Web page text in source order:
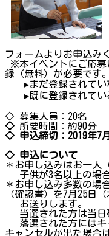
フォームよりお申込み
※本イベントにご応募
録（無料）が必要です。
▸まだ登録されてい
▸既に登録されてい
◇ 募集人員：20名
◇ 所要時間：約90分
◇ 申込締切 ：2019年7
◇ 申込について
＊お申し込みはお一人
子供が3名以上の場合
＊お申し込み多数の場
（確認書）を7月25日
お送りします。
当選された方は当日
落選された方にはキ
キャンセルが出た場合